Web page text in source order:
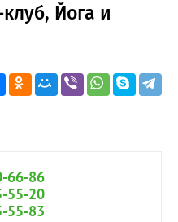
Йога и
66-86
55-20
55-83